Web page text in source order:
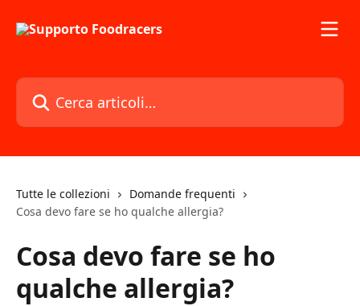
Cerca articoli…
Tutte le collezioni
Domande frequenti
Cosa devo fare se ho qualche allergia?
Cosa devo fare se ho
qualche allergia?